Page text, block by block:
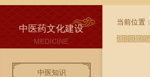
中医药文化建设
MEDICINE
中医知识
当前位置：